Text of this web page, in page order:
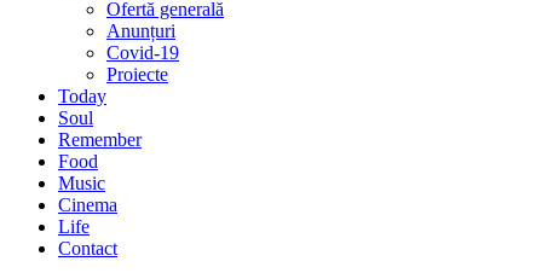
Ofertă generală
Anunțuri
Covid-19
Proiecte
Today
Soul
Remember
Food
Music
Cinema
Life
Contact